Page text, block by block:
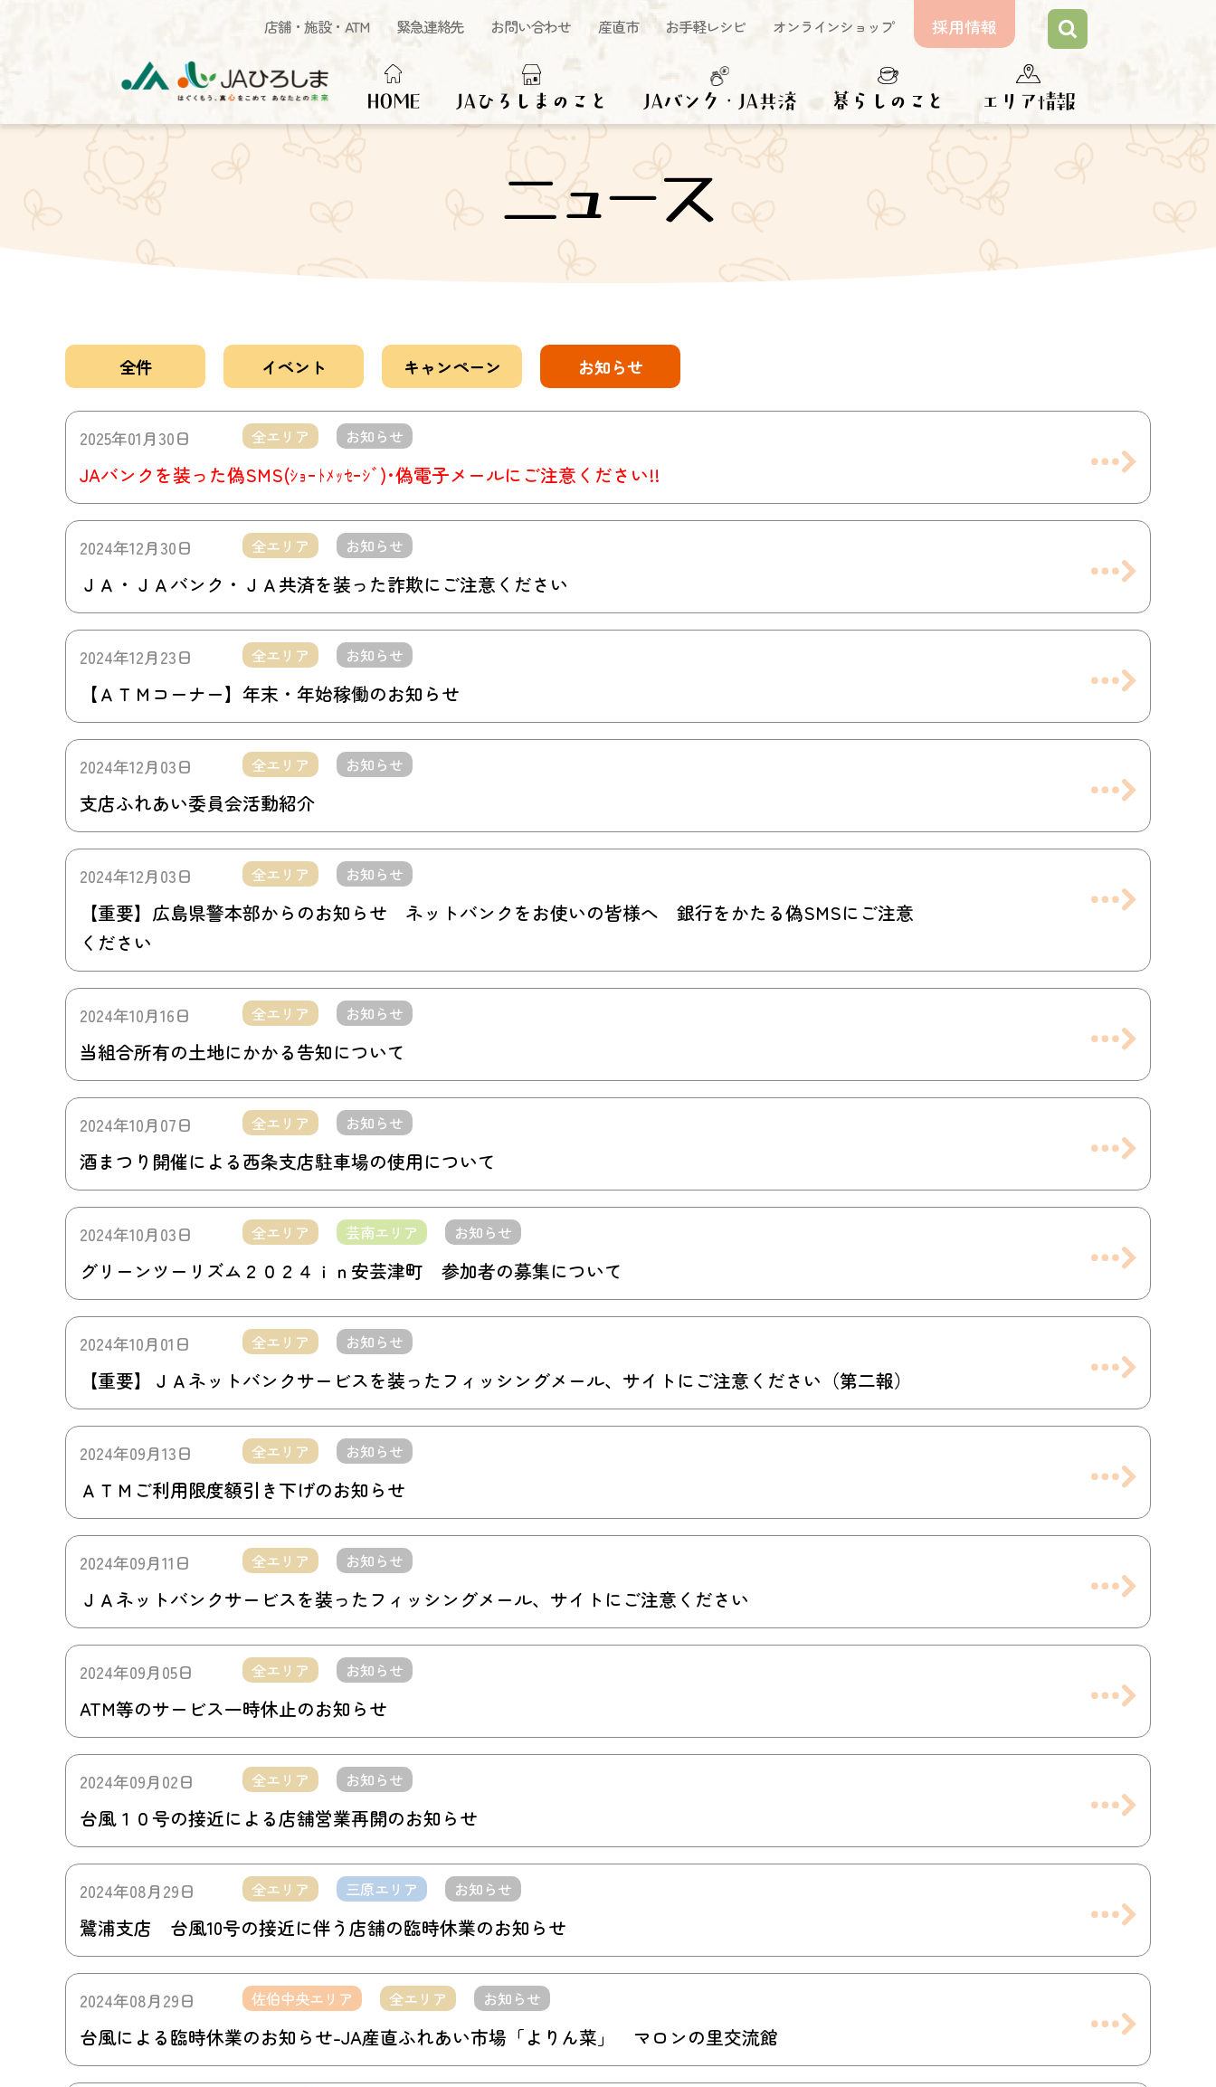
店舗・施設・ATM 緊急連絡先 お問い合わせ 産直市 お手軽レシピ オンラインショップ 採用情報
HOME JAひろしまのこと JAバンク・JA共済 らしのこと エリア情報
ニュース
全件 イベント キャンペーン お知らせ
2025年01月30日 全エリア お知らせ
JAバンクを装った偽SMS(ｼｮｰﾄﾒｯｾｰｼﾞ)･偽電子メールにご注意ください!!
2024年12月30日 全エリア お知らせ
ＪＡ・ＪＡバンク・ＪＡ共済を装った詐欺にご注意ください
2024年12月23日 全エリア お知らせ
【ＡＴＭコーナー】年末・年始稼働のお知らせ
2024年12月03日 全エリア お知らせ
支店ふれあい委員会活動紹介
2024年12月03日 全エリア お知らせ
【重要】広島県警本部からのお知らせ ネットバンクをお使いの皆様へ 銀行をかたる偽SMSにご注意
ください
2024年10月16日 全エリア お知らせ
当組合所有の土地にかかる告知について
2024年10月07日 全エリア お知らせ
酒まつり開催による西条支店駐車場の使用について
2024年10月03日 全エリア 芸南エリア お知らせ
グリーンツーリズム２０２４ｉｎ安芸津町 参加者の募集について
2024年10月01日 全エリア お知らせ
【重要】ＪＡネットバンクサービスを装ったフィッシングメール、サイトにご注意ください（第二報）
2024年09月13日 全エリア お知らせ
ＡＴＭご利用限度額引き下げのお知らせ
2024年09月11日 全エリア お知らせ
ＪＡネットバンクサービスを装ったフィッシングメール、サイトにご注意ください
2024年09月05日 全エリア お知らせ
ATM等のサービス一時休止のお知らせ
2024年09月02日 全エリア お知らせ
台風１０号の接近による店舗営業再開のお知らせ
2024年08月29日 全エリア 三原エリア お知らせ
鷺浦支店 台風10号の接近に伴う店舗の臨時休業のお知らせ
2024年08月29日 佐伯中央エリア 全エリア お知らせ
台風による臨時休業のお知らせ-JA産直ふれあい市場「よりん菜」 マロンの里交流館